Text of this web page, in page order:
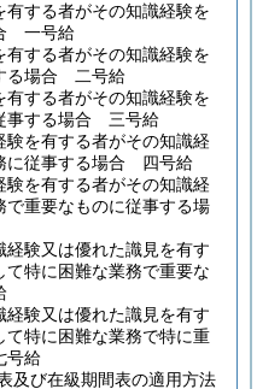
する者がその知識経験を
一号給
する者がその知識経験を
る場合 二号給
する者がその知識経験を
事する場合 三号給
を有する者がその知識経
に従事する場合 四号給
を有する者がその知識経
重要なものに従事する場
験又は優れた識見を有す
特に困難な業務で重要な
験又は優れた識見を有す
て特に困難な業務で特に重
号給
及び在級期間表の適用方法